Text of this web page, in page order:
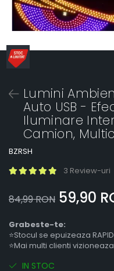
Lumini
Auto USB -
Iluminare
Camion,
BZRSH
3 Review-uri
84,99 RON 59,90
Grabeste-te:
⭐Stocul se epuizeaza
⭐Mai multi clienti
IN STOC